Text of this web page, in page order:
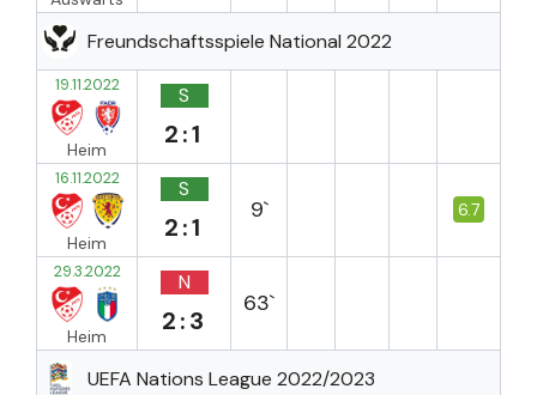
Freundschaftsspiele National 2022
19.11.2022
Heim
S
2:1
16.11.2022
Heim
S
2:1
9` 6.7
29.3.2022
Heim
N
2:3
63`
UEFA Nations League 2022/2023